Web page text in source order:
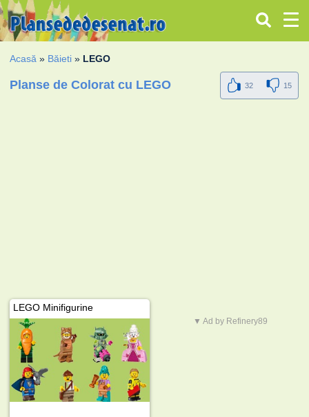
Acasă » Băieti » LEGO
Planse de Colorat cu LEGO 32 15
LEGO Minifigurine
▼ Ad by Refinery89